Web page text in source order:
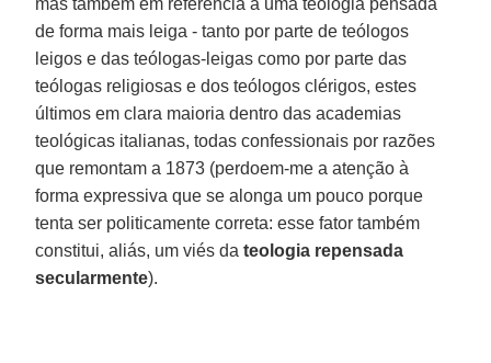
de forma mais leiga - tanto por parte de teólogos
leigos e das teólogas-leigas como por parte das
teólogas religiosas e dos teólogos clérigos, estes
últimos em clara maioria dentro das academias
teológicas italianas, todas confessionais por razões
que remontam a 1873 (perdoem-me a atenção à
forma expressiva que se alonga um pouco porque
tenta ser politicamente correta: esse fator também
constitui, aliás, um viés dateologia repensada
secularmente).